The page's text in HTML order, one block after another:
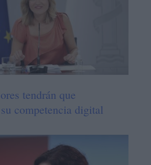
tendrán que
competencia digital